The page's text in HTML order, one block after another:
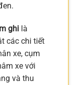
ghi là
các chi tiết
xe, cụm
xe với
và thu